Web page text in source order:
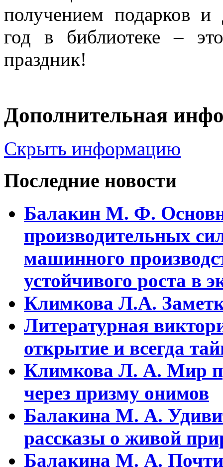
получением подарков
год в библиотеке –
праздник!
Дополнительная
Скрыть информацию
Последние новости
Балакин М. Ф.
пpоизводительных
машинного
устойчивого pоста в
Климкова Л.А.
Литературная
открытие и всегда
Климкова Л. А. Мир
через призму онимов
Балакина М. А.
рассказы о живой
Балакина М. А. Почти